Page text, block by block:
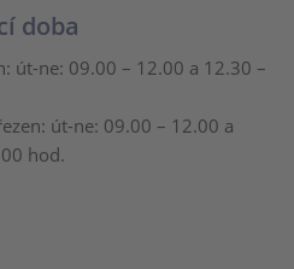
doba
út-ne: 09.00 – 12.00 a 12.30 –
út-ne: 09.00 – 12.00 a
hod.